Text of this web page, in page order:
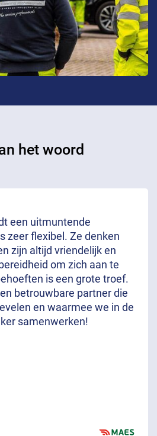
het woord
een uitmuntende
zeer flexibel. Ze denken
zijn altijd vriendelijk en
om zich aan te
is een grote troef.
betrouwbare partner die
en waarmee we in de
samenwerken!